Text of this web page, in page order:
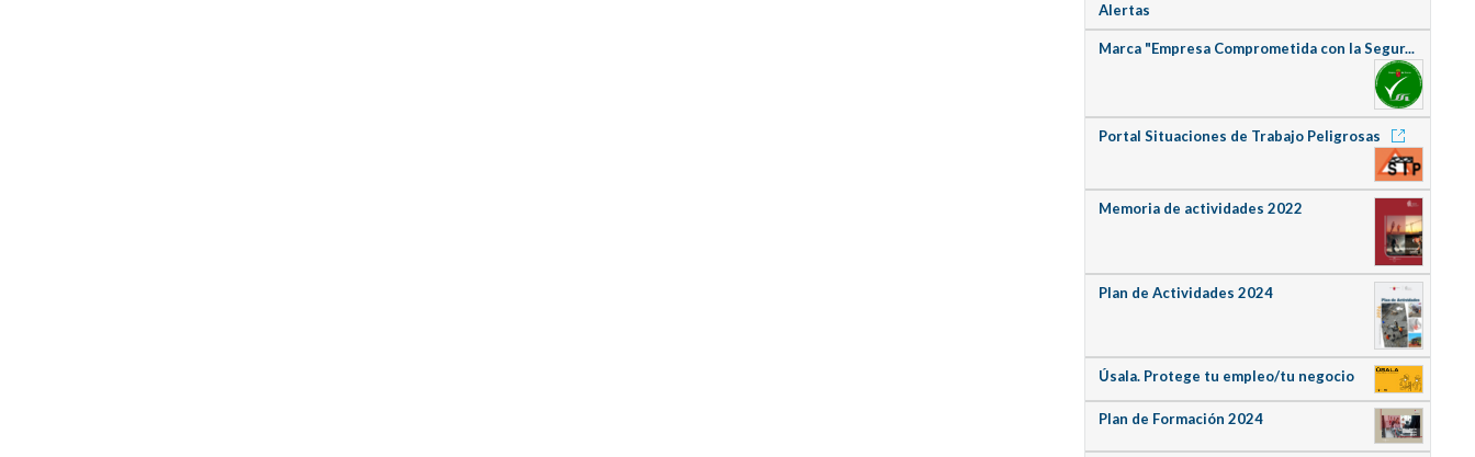
Alertas
Marca "Empresa Comprometida con la Segur...
Portal Situaciones de Trabajo Peligrosas
Memoria de actividades 2022
Plan de Actividades 2024
Úsala. Protege tu empleo/tu negocio
Plan de Formación 2024